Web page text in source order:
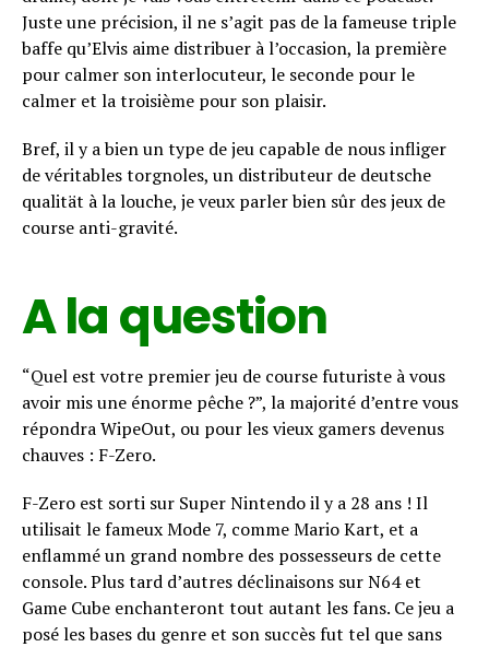
Juste une précision, il ne s’agit pas de la fameuse triple
baffe qu’Elvis aime distribuer à l’occasion, la première
pour calmer son interlocuteur, le seconde pour le
calmer et la troisième pour son plaisir.
Bref, il y a bien un type de jeu capable de nous infliger
de véritables torgnoles, un distributeur de deutsche
qualität à la louche, je veux parler bien sûr des jeux de
course anti-gravité.
A la question
“Quel est votre premier jeu de course futuriste à vous
avoir mis une énorme pêche ?”, la majorité d’entre vous
répondra WipeOut, ou pour les vieux gamers devenus
chauves : F-Zero.
F-Zero est sorti sur Super Nintendo il y a 28 ans ! Il
utilisait le fameux Mode 7, comme Mario Kart, et a
enflammé un grand nombre des possesseurs de cette
console. Plus tard d’autres déclinaisons sur N64 et
Game Cube enchanteront tout autant les fans. Ce jeu a
posé les bases du genre et son succès fut tel que sans